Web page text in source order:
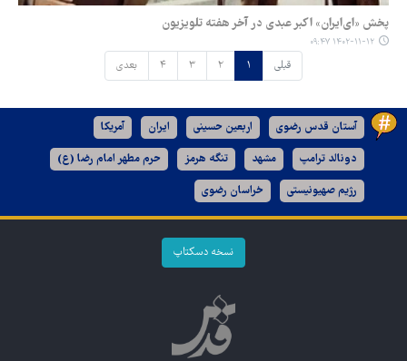
پخش «ای‌ایران» اکبر عبدی در آخر هفته تلویزیون
۱۴۰۲-۱۱-۱۲ ۰۹:۴۷
قبلی ۱ ۲ ۳ ۴ بعدی
آستان قدس رضوی اربعین حسینی ایران آمریکا
دونالد ترامپ مشهد تنگه هرمز حرم مطهر امام رضا (ع)
رژیم صهیونیستی خراسان رضوی
نسخه دسکتاپ